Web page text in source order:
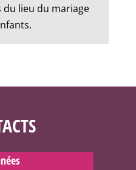
du lieu du mariage